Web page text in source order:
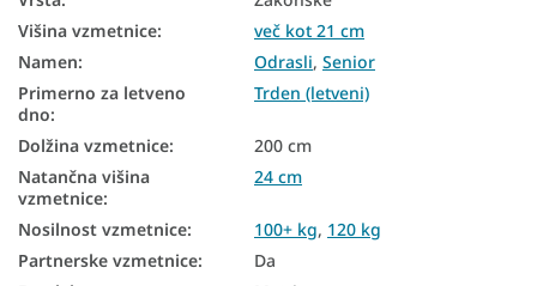
Velike vzmetnice
Vzmetnice za zakonske postelje
Žepkaste vzmetnice 160x200
Vzmetne vzmetnice 160x200
Visoke vzmetnice 160×200
Višina vzmetnice:
več kot 21 cm
Namen: Odrasli, Senior
Primerno za letveno
dno:
Trden (letveni)
Dolžina vzmetnice:
200 cm
Natančna višina
vzmetnice:
24 cm
Nosilnost vzmetnice: 100+ kg, 120 kg
Partnerske vzmetnice:
Da